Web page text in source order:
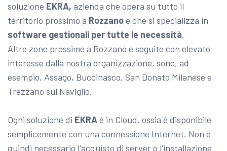
soluzione EKRA, azienda che opera su tutto il
territorio prossimo a Rozzanoe che si specializza in
software gestionali per tutte le necessità.
Altre zone prossime a Rozzano e seguite con elevato
interesse dalla nostra organizzazione, sono, ad
esempio, Assago, Buccinasco, San Donato Milanese e
Trezzano sul Naviglio.
Ogni soluzione di EKRAè in Cloud, ossia è disponibile
semplicemente con una connessione Internet. Non è
quindi necessario l'acquisto di server o l'installazione